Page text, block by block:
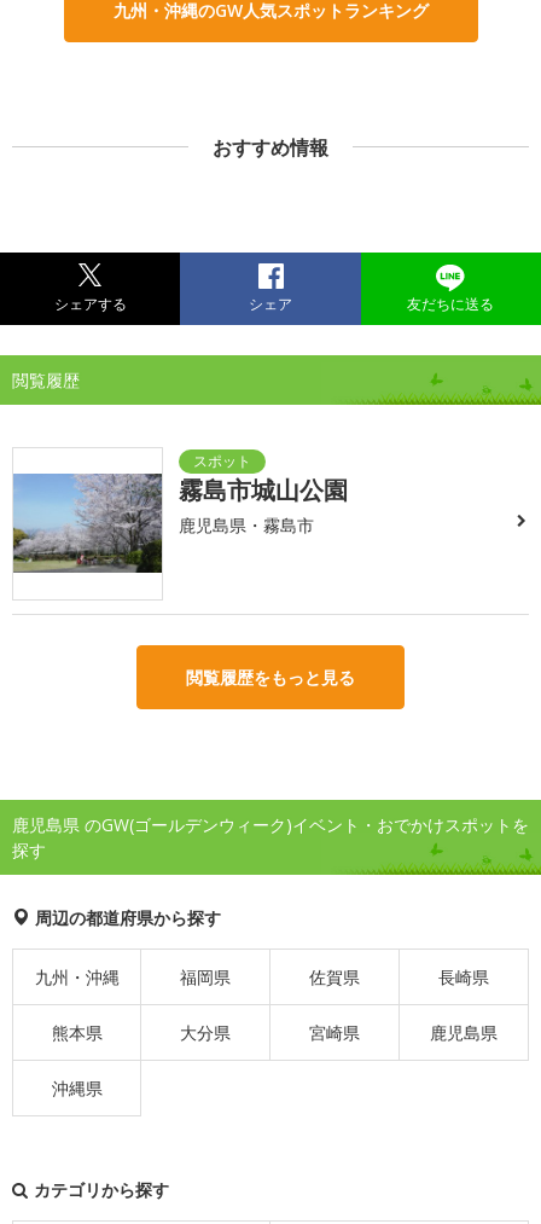
九州・沖縄のGW人気スポットランキング
おすすめ情報
シェアする シェア 友だちに送る
閲覧履歴
霧島市城山公園
鹿児島県・霧島市
閲覧履歴をもっと見る
鹿児島県 のGW(ゴールデンウィーク)イベント・おでかけスポットを
探す
周辺の都道府県から探す
九州・沖縄 福岡県 佐賀県 長崎県
熊本県 大分県 宮崎県 鹿児島県
沖縄県
カテゴリから探す